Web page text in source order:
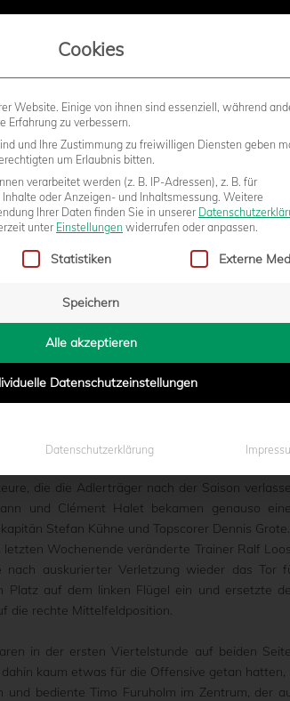
BUSINESS KIDS
BRINGEN
06 e.V. Münster gegen den Halleschen FC mit
und Simon Scherder die Preußen im
Sachsen-Anhalt mit zwei Treffern die
die die Adlerträger nach der Saison
und Clément Halet bekamen genauso
Stefan Kühne und Topscorer Dennis Grote.
Wochenende veränderte Trainer Ralf
auskurierter Verletzung wieder das Tor
Platz auf dem linken Flügel ein und ersetzte
die rechte Mittelfeldposition.
in der ersten Viertelstunde auf beiden
kaum etwas für die Offensive getan hatten,
bediente Timo Furuholm im Zentrum, der
Cookies
Website. Einige von ihnen sind essenziell, während
Erfahrung zu verbessern.
und Ihre Zustimmung zu freiwilligen Diensten geben
um Erlaubnis bitten.
verarbeitet werden (z. B. IP-Adressen), z. B. für
oder Anzeigen- und Inhaltsmessung. Weitere
Ihrer Daten finden Sie in unserer
unter Einstellungen widerrufen oder anpassen.
Gruppen, für die eine Einwilligung erteilt
Statistiken Externe
Speichern
Alle akzeptieren
Datenschutzeinstellungen
Datenschutzerklärung